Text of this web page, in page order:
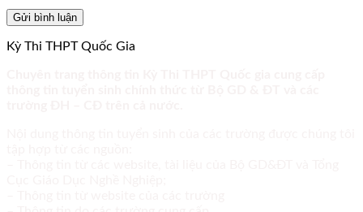
Kỳ Thi THPT Quốc Gia